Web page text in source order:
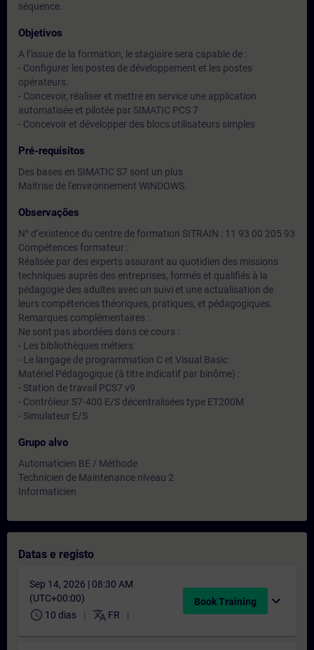
séquence.
Objetivos
A l’issue de la formation, le stagiaire sera capable de :
- Configurer les postes de développement et les postes
opérateurs.
- Concevoir, réaliser et mettre en service une application
automatisée et pilotée par SIMATIC PCS 7
- Concevoir et développer des blocs utilisateurs simples
Pré-requisitos
Des bases en SIMATIC S7 sont un plus
Maitrise de l'environnement WINDOWS.
Observações
N° d’existence du centre de formation SITRAIN : 11 93 00 205 93
Compétences formateur :
Réalisée par des experts assurant au quotidien des missions
techniques auprès des entreprises, formés et qualifiés à la
pédagogie des adultes avec un suivi et une actualisation de
leurs compétences théoriques, pratiques, et pédagogiques.
Remarques complémentaires :
Ne sont pas abordées dans ce cours :
- Les bibliothèques métiers
- Le langage de programmation C et Visual Basic
Matériel Pédagogique (à titre indicatif par binôme) :
- Station de travail PCS7 v9
- Contrôleur S7-400 E/S décentralisées type ET200M
- Simulateur E/S
Grupo alvo
Automaticien BE / Méthode
Technicien de Maintenance niveau 2
Informaticien
Datas e registo
Sep 14, 2026 | 08:30 AM
(UTC+00:00)
schedule 10 dias translate FR
Book Training expand_more